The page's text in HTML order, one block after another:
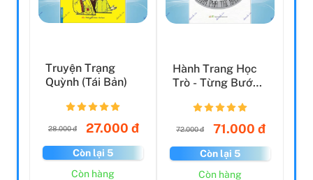
Truyện Trạng
Quỳnh (Tái Bản)
28.000 đ 27.000 đ
Còn lại 5
Còn hàng
Hành Trang Học
Trò - Từng Bước
Năng
72.000 đ 71.000 đ
Còn lại 5
Còn hàng